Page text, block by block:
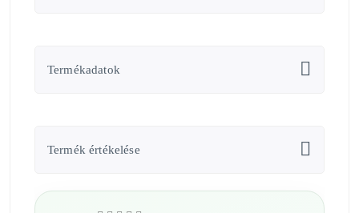
Termékadatok
Termék értékelése